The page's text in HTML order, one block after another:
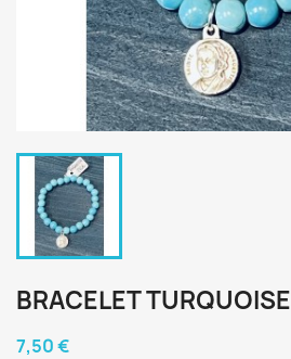
BRACELET TURQUOISE
7,50 €